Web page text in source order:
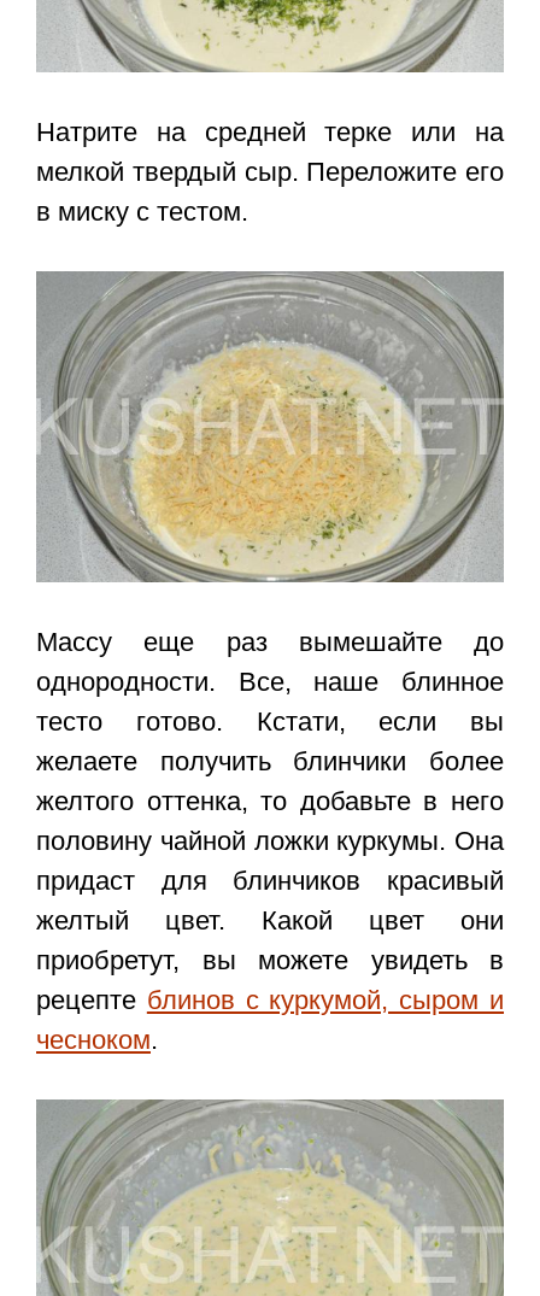
Натрите на средней терке или на
мелкой твердый сыр. Переложите его
в миску с тестом.
Массу еще раз вымешайте до
однородности. Все, наше блинное
тесто готово. Кстати, если вы
желаете получить блинчики более
желтого оттенка, то добавьте в него
половину чайной ложки куркумы. Она
придаст для блинчиков красивый
желтый цвет. Какой цвет они
приобретут, вы можете увидеть в
рецепте блинов с куркумой, сыром и
чесноком.